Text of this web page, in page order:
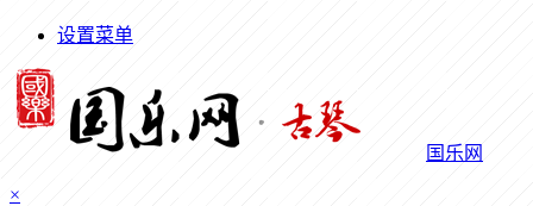
设置菜单
国乐网
×